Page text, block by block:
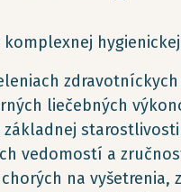
liečebných
vedomostí a
na vyšetrenia,